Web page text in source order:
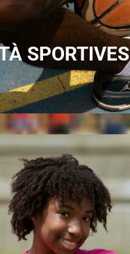
SPORTIVES